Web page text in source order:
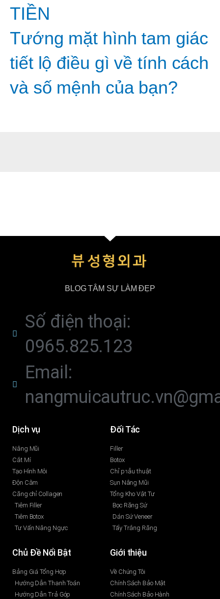
TIỀN
Tướng mặt hình tam giác
tiết lộ điều gì về tính cách
và số mệnh của bạn?
BLOG TÂM SỰ LÀM ĐẸP
Số điện thoại:
0965.825.123
Email:
Dịch vụ
Nâng Mũi
Cắt Mí
Tạo Hình Môi
Độn Cằm
Căng chỉ Collagen
Tiêm Filler
Tiêm Botox
Tư Vấn Nâng Ngực
Đối Tác
Filler
Botox
Chỉ phẫu thuật
Sụn Nâng Mũi
Tổng Kho Vật Tư
Bọc Răng Sứ
Dán Sứ Veneer
Tẩy Trắng Răng
Chủ Đề Nổi Bật
Bảng Giá Tổng Hợp
Hướng Dẫn Thanh Toán
Hướng Dẫn Trả Góp
Giới thiệu
Về Chúng Tôi
Chính Sách Bảo Mật
Chính Sách Bảo Hành